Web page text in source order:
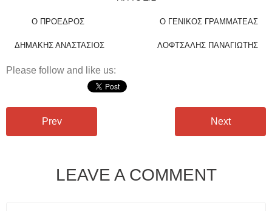
Ο ΠΡΟΕΔΡΟΣ Ο ΓΕΝΙΚΟΣ ΓΡΑΜΜΑΤΕΑΣ
ΔΗΜΑΚΗΣ ΑΝΑΣΤΑΣΙΟΣ ΛΟΦΤΣΑΛΗΣ ΠΑΝΑΓΙΩΤΗΣ
Please follow and like us:
Prev Next
LEAVE A COMMENT